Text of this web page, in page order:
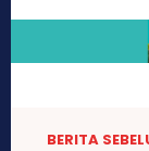
BERITA